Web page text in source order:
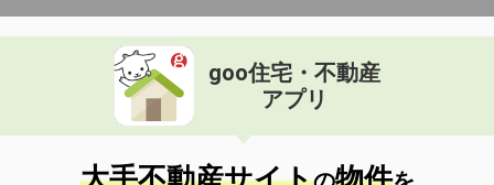
goo住宅・不動産
アプリ